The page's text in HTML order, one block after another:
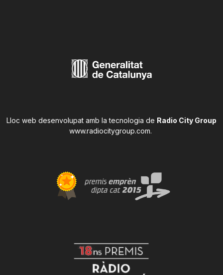
Lloc web desenvolupat amb la tecnologia de Radio City Group
www.radiocitygroup.com.